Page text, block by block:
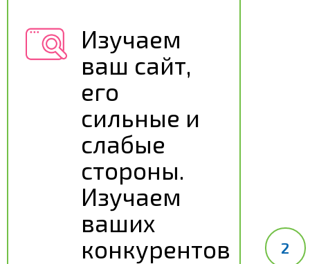
Изучаем
ваш сайт,
его
сильные и
слабые
стороны.
Изучаем
ваших
конкурентов